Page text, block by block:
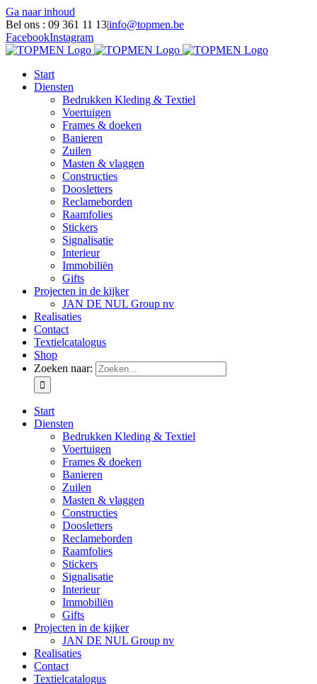
Ga naar inhoud
Bel ons : 09 361 11 13|info@topmen.be
FacebookInstagram
Start
Diensten
Bedrukken Kleding & Textiel
Voertuigen
Frames & doeken
Banieren
Zuilen
Masten & vlaggen
Constructies
Doosletters
Reclameborden
Raamfolies
Stickers
Signalisatie
Interieur
Immobiliën
Gifts
Projecten in de kijker
JAN DE NUL Group nv
Realisaties
Contact
Textielcatalogus
Shop
Zoeken naar:
Start
Diensten
Bedrukken Kleding & Textiel
Voertuigen
Frames & doeken
Banieren
Zuilen
Masten & vlaggen
Constructies
Doosletters
Reclameborden
Raamfolies
Stickers
Signalisatie
Interieur
Immobiliën
Gifts
Projecten in de kijker
JAN DE NUL Group nv
Realisaties
Contact
Textielcatalogus